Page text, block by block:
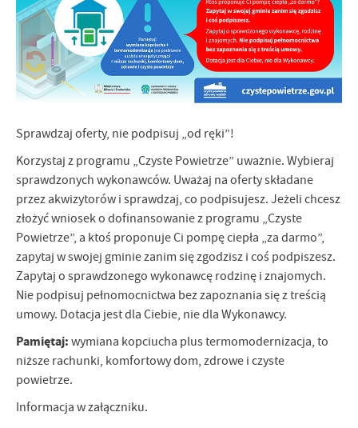
Sprawdzaj oferty, nie podpisuj „od ręki”!
Korzystaj z programu „Czyste Powietrze” uważnie. Wybieraj
sprawdzonych wykonawców. Uważaj na oferty składane
przez akwizytorów i sprawdzaj, co podpisujesz. Jeżeli chcesz
złożyć wniosek o dofinansowanie z programu „Czyste
Powietrze”, a ktoś proponuje Ci pompę ciepła „za darmo”,
zapytaj w swojej gminie zanim się zgodzisz i coś podpiszesz.
Zapytaj o sprawdzonego wykonawcę rodzinę i znajomych.
Nie podpisuj pełnomocnictwa bez zapoznania się z treścią
umowy. Dotacja jest dla Ciebie, nie dla Wykonawcy.
Pamiętaj: wymiana kopciucha plus termomodernizacja, to
niższe rachunki, komfortowy dom, zdrowe i czyste
powietrze.
Informacja w załączniku.